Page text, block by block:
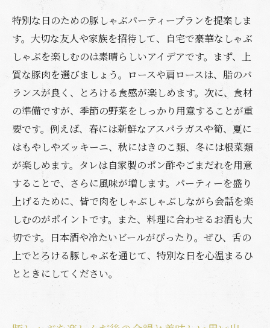
特別な日のための豚しゃぶパーティープランを提案しま
す。大切な友人や家族を招待して、自宅で豪華なしゃぶ
しゃぶを楽しむのは素晴らしいアイデアです。まず、上
質な豚肉を選びましょう。ロースや肩ロースは、脂のバ
ランスが良く、とろける食感が楽しめます。次に、食材
の準備ですが、季節の野菜をしっかり用意することが重
要です。例えば、春には新鮮なアスパラガスや筍、夏に
はもやしやズッキーニ、秋にはきのこ類、冬には根菜類
が楽しめます。タレは自家製のポン酢やごまだれを用意
することで、さらに風味が増します。パーティーを盛り
上げるために、皆で肉をしゃぶしゃぶしながら会話を楽
しむのがポイントです。また、料理に合わせるお酒も大
切です。日本酒や冷たいビールがぴったり。ぜひ、舌の
上でとろける豚しゃぶを通じて、特別な日を心温まるひ
とときにしてください。